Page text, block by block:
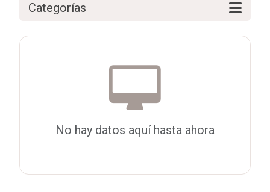
Categorías
No hay datos aquí hasta ahora